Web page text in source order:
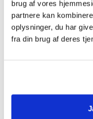
brug af vores
partnere kan
oplysninger, du har
fra din brug af deres
Der afholdes
16.00.Tilmelding
En del af et
Uddannelsen er en